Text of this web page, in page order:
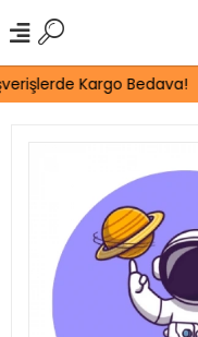
Kargo Bedava!